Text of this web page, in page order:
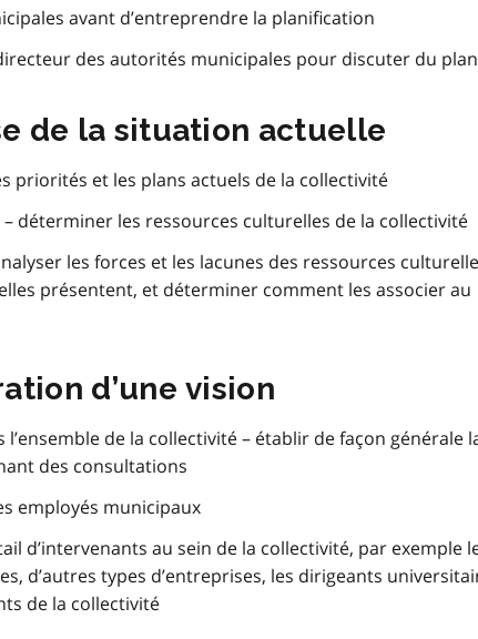
avant d’entreprendre la planification
des autorités municipales pour discuter du plan
de la situation actuelle
priorités et les plans actuels de la collectivité
déterminer les ressources culturelles de la collectivité
les forces et les lacunes des ressources
présentent, et déterminer comment les associer au
d’une vision
de la collectivité – établir de façon générale
des consultations
employés municipaux
d’intervenants au sein de la collectivité, par exemple
d’autres types d’entreprises, les dirigeants
de la collectivité